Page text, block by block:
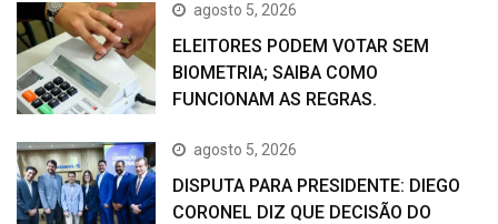
agosto 5, 2026
ELEITORES PODEM VOTAR SEM
BIOMETRIA; SAIBA COMO
FUNCIONAM AS REGRAS.
agosto 5, 2026
DISPUTA PARA PRESIDENTE: DIEGO
CORONEL DIZ QUE DECISÃO DO